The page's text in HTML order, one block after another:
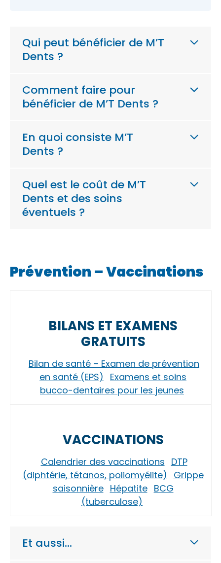
Qui peut bénéficier de M’T
Dents ?
Comment faire pour
bénéficier de M’T Dents ?
En quoi consiste M’T
Dents ?
Quel est le coût de M’T
Dents et des soins
éventuels ?
Prévention – Vaccinations
BILANS ET EXAMENS
GRATUITS
Bilan de santé – Examen de prévention
en santé (EPS)
Examens et soins
bucco-dentaires pour les jeunes
VACCINATIONS
Calendrier des vaccinations DTP
(diphtérie, tétanos, poliomyélite)
Grippe
saisonnière Hépatite BCG
(tuberculose)
Et aussi…